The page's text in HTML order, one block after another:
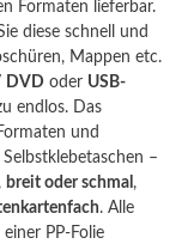
Formaten lieferbar.
diese schnell und
Mappen etc.
DVD oder USB-
endlos. Das
und
–
, breit oder schmal ,
. Alle
PP-Folie